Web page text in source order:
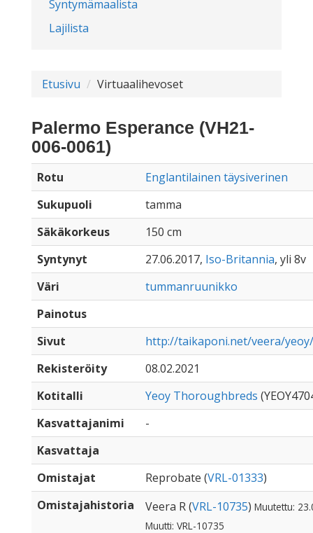
Syntymämaalista
Lajilista
Etusivu Virtuaalihevoset
Palermo Esperance (VH21-
006-0061)
Rotu
Englantilainen täysiverinen
Sukupuoli
tamma
Säkäkorkeus
150 cm
Syntynyt
27.06.2017, Iso-Britannia, yli 8v
Väri
tummanruunikko
Painotus
Sivut
http://taikaponi.net/veera/
Rekisteröity
08.02.2021
Kotitalli
Yeoy Thoroughbreds
Kasvattajanimi
-
Kasvattaja
Omistajat
Reprobate (VRL-01333)
Omistajahistoria
Veera R (VRL-10735) Muutettu:
Muutti: VRL-10735